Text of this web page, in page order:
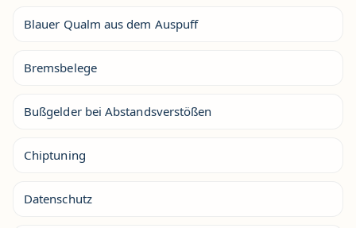
Blauer Qualm aus dem Auspuff
Bremsbelege
Bußgelder bei Abstandsverstößen
Chiptuning
Datenschutz